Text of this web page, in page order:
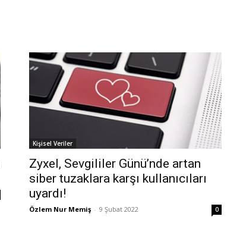
Kişisel Veriler
Zyxel, Sevgililer Günü’nde artan
siber tuzaklara karşı kullanıcıları
uyardı!
Özlem Nur Memiş - 9 Şubat 2022 0